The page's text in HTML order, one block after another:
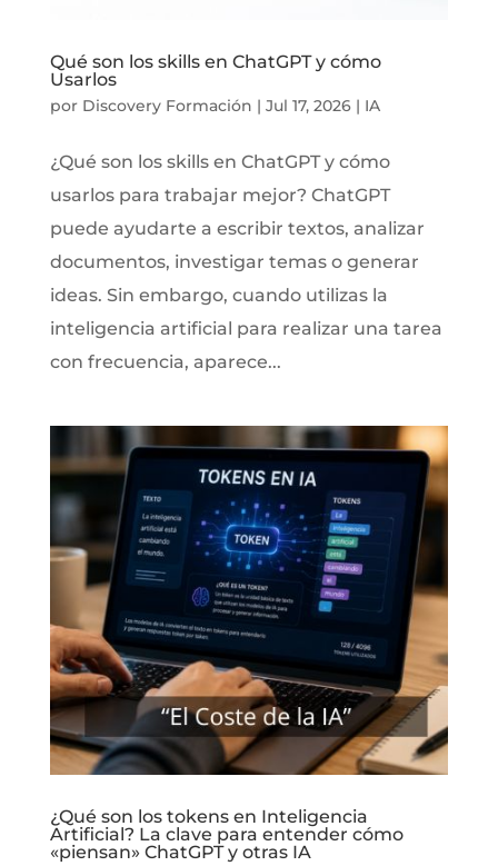
Qué son los skills en ChatGPT y cómo
Usarlos
por Discovery Formación | Jul 17, 2026| IA
¿Qué son los skills en ChatGPT y cómo
usarlos para trabajar mejor? ChatGPT
puede ayudarte a escribir textos, analizar
documentos, investigar temas o generar
ideas. Sin embargo, cuando utilizas la
inteligencia artificial para realizar una tarea
con frecuencia, aparece...
¿Qué son los tokens en Inteligencia
Artificial? La clave para entender cómo
«piensan» ChatGPT y otras IA